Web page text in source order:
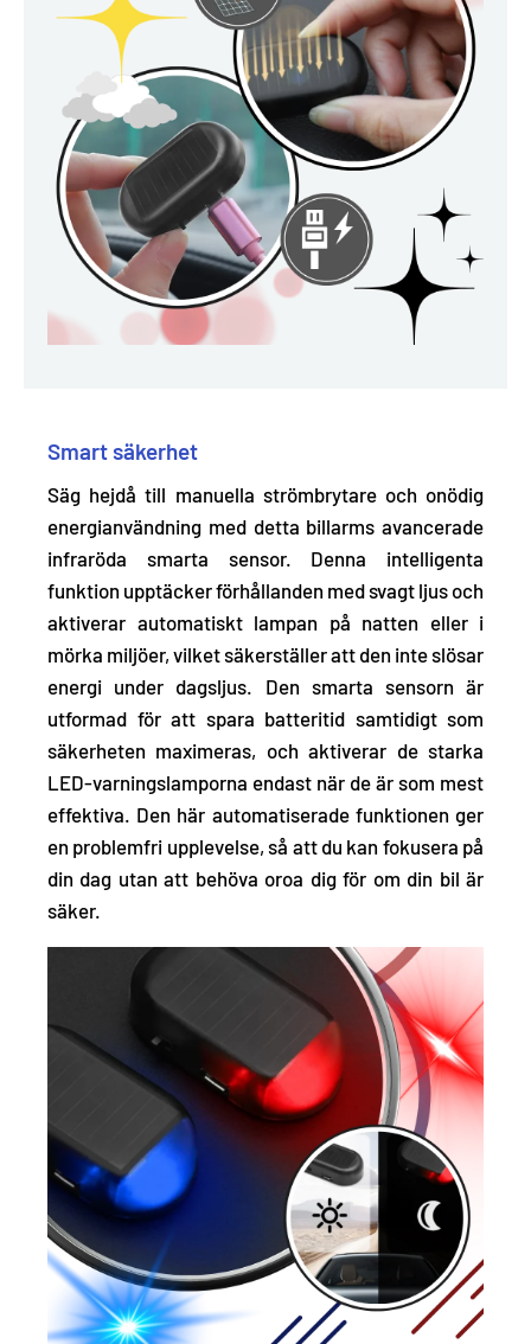
Smart säkerhet
Säg hejdå till manuella strömbrytare och onödig
energianvändning med detta billarms avancerade
infraröda smarta sensor. Denna intelligenta
funktion upptäcker förhållanden med svagt ljus och
aktiverar automatiskt lampan på natten eller i
mörka miljöer, vilket säkerställer att den inte slösar
energi under dagsljus . Den smarta sensorn är
utformad för att spara batteritid samtidigt som
säkerheten maximeras, och aktiverar de starka
LED-varningslamporna endast när de är som mest
effektiva. Den här automatiserade funktionen ger
en problemfri upplevelse, så att du kan fokusera på
din dag utan att behöva oroa dig för om din bil är
säker.